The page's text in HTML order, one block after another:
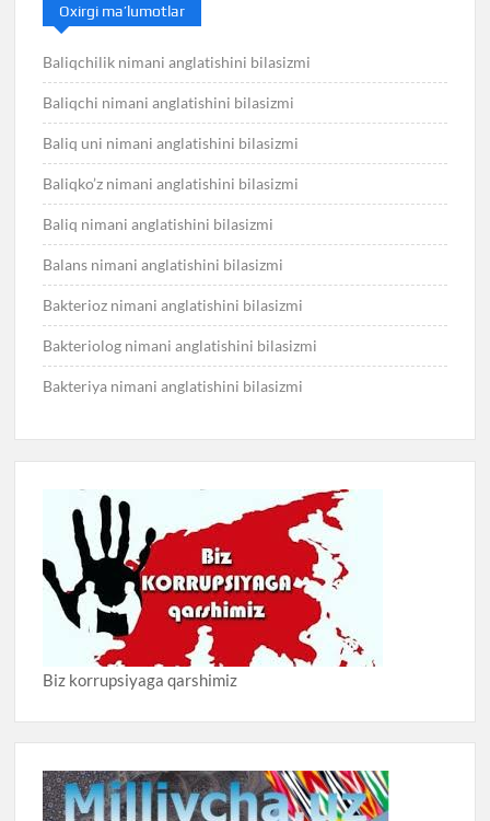
Oxirgi ma’lumotlar
Baliqchilik nimani anglatishini bilasizmi
Baliqchi nimani anglatishini bilasizmi
Baliq uni nimani anglatishini bilasizmi
Baliqko’z nimani anglatishini bilasizmi
Baliq nimani anglatishini bilasizmi
Balans nimani anglatishini bilasizmi
Bakterioz nimani anglatishini bilasizmi
Bakteriolog nimani anglatishini bilasizmi
Bakteriya nimani anglatishini bilasizmi
Biz korrupsiyaga qarshimiz